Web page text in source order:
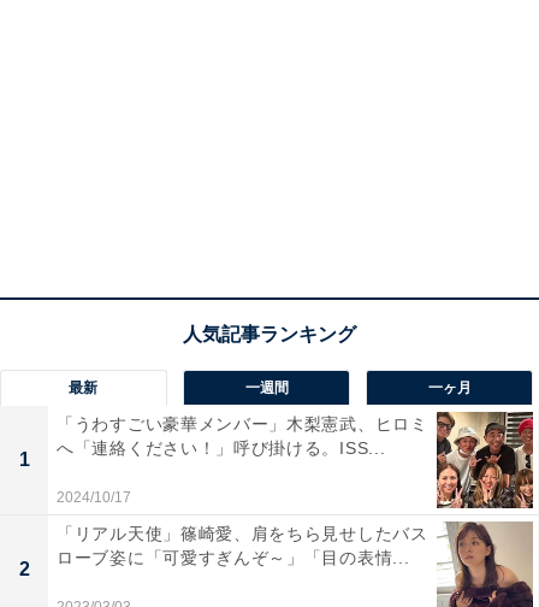
最新 一週間 一ヶ月
1
「うわすごい豪華メンバー」木梨憲武、ヒロミ
へ「連絡ください！」呼び掛ける。ISS...
2024/10/17
2
「リアル天使」篠崎愛、肩をちら見せしたバス
ローブ姿に「可愛すぎんぞ～」「目の表情...